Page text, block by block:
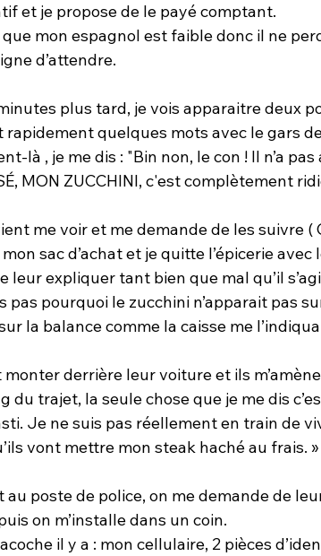
et je propose de le payé comptant.
mon espagnol est faible donc il ne
d’attendre.
plus tard, je vois apparaitre deux
rapidement quelques mots avec le gars
là , je me dis : "Bin non, le con ! Il n’a
MON ZUCCHINI, c'est complètement
me voir et me demande de les suivre (
sac d’achat et je quitte l’épicerie avec
leur expliquer tant bien que mal qu’il
pas pourquoi le zucchini n’apparait pas
la balance comme la caisse me
derrière leur voiture et ils
du trajet, la seule chose que je me dis
Je ne suis pas réellement en train de
vont mettre mon steak haché au frais. »
au poste de police, on me demande de
on m’installe dans un coin.
il y a : mon cellulaire, 2 pièces